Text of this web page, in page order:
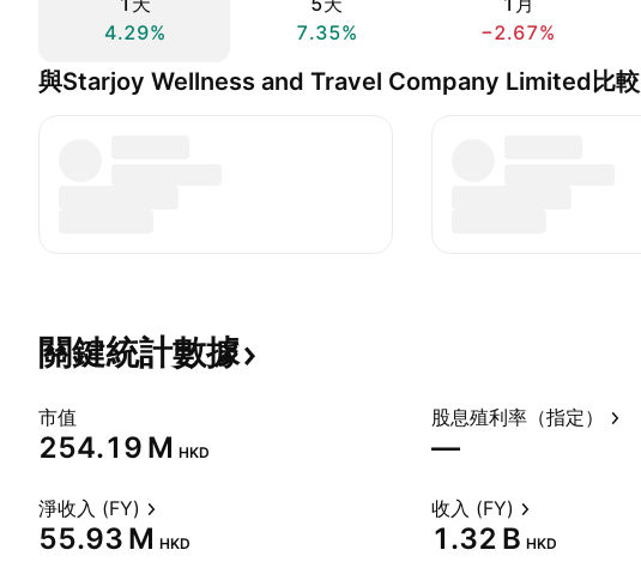
4.29%
7.35%
−2.67%
與Starjoy Wellness and Travel Company Limited比較
關鍵統計數據
市值
‪254.19 M‬ HKD
股息殖利率（指定）
—
淨收入 (FY)
‪55.93 M‬ HKD
收入 (FY)
‪1.32 B‬ HKD